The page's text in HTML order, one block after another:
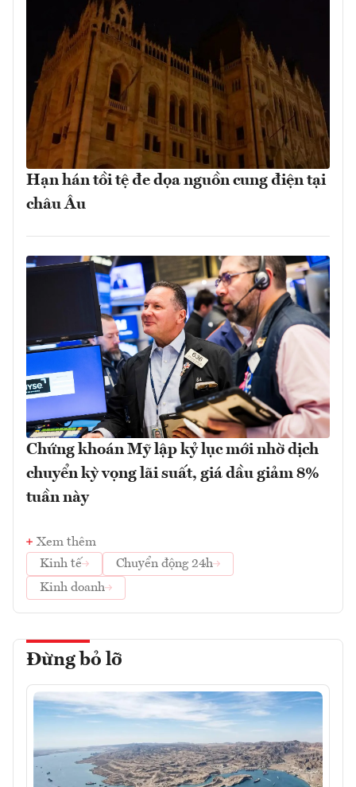
Hạn hán tồi tệ đe dọa nguồn cung điện tại
châu Âu
Chứng khoán Mỹ lập kỷ lục mới nhờ dịch
chuyển kỳ vọng lãi suất, giá dầu giảm 8%
tuần này
Xem thêm
Kinh tế
Chuyển động 24h
Kinh doanh
Đừng bỏ lỡ